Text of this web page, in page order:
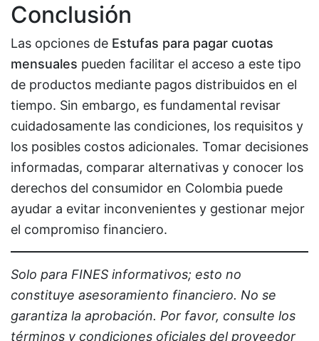
Conclusión
Las opciones de Estufas para pagar cuotas
mensuales pueden facilitar el acceso a este tipo
de productos mediante pagos distribuidos en el
tiempo. Sin embargo, es fundamental revisar
cuidadosamente las condiciones, los requisitos y
los posibles costos adicionales. Tomar decisiones
informadas, comparar alternativas y conocer los
derechos del consumidor en Colombia puede
ayudar a evitar inconvenientes y gestionar mejor
el compromiso financiero.
Solo para FINES informativos; esto no
constituye asesoramiento financiero. No se
garantiza la aprobación. Por favor, consulte los
términos y condiciones oficiales del proveedor